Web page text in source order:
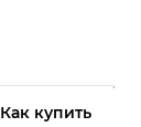
Как купить